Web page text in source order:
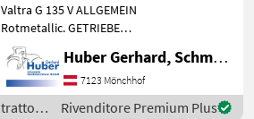
Valtra G 135 V ALLGEMEIN
Rotmetallic. GETRIEBE
Höchstgeschwindigkeit 40
km/h 6-Fach
Lastschaltgetriebe
Zapfwelle 540/540E/1000
Huber Gerhard, Schmiede und Landmaschinen GmbH.
7123 Mönchhof
trattori
Rivenditore Premium Plus